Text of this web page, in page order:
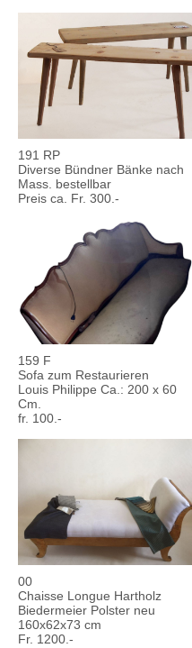
191 RP
Diverse Bündner Bänke nach
Mass. bestellbar
Preis ca. Fr. 300.-
159 F
Sofa zum Restaurieren
Louis Philippe Ca.: 200 x 60
Cm.
fr. 100.-
00
Chaisse Longue Hartholz
Biedermeier Polster neu
160x62x73 cm
Fr. 1200.-